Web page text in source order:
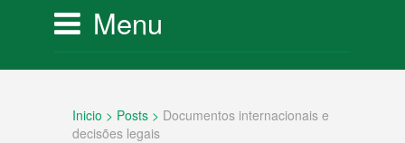
Menu
SOBRE NÓS
Inicio > Posts > Documentos internacionais e
decisões legais